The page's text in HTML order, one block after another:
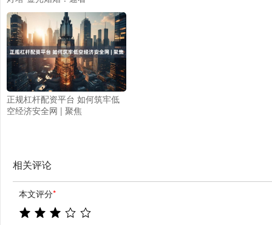
正规杠杆配资平台 如何筑牢低
空经济安全网 | 聚焦
相关评论
本文评分*